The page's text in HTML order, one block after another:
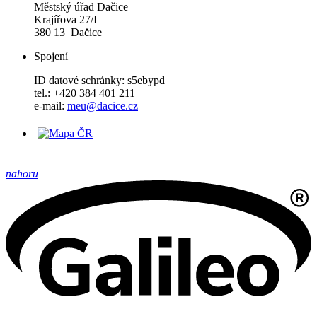
Městský úřad Dačice
Krajířova 27/I
380 13 Dačice
Spojení
ID datové schránky: s5ebypd
tel.: +420 384 401 211
e-mail: meu@dacice.cz
nahoru